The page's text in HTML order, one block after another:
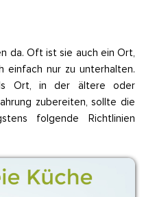
da. Oft ist sie auch ein Ort,
einfach nur zu unterhalten.
Ort, in der ältere oder
zubereiten, sollte die
folgende Richtlinien